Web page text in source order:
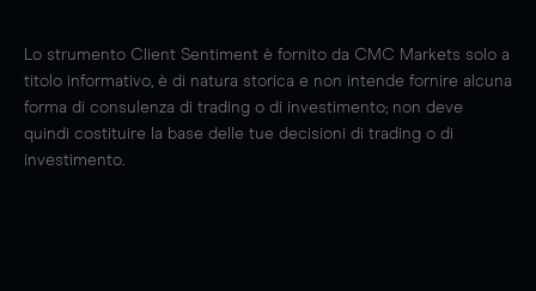
Lo strumento Client Sentiment è fornito da CMC Markets solo a
titolo informativo, è di natura storica e non intende fornire alcuna
forma di consulenza di trading o di investimento; non deve
quindi costituire la base delle tue decisioni di trading o di
investimento.